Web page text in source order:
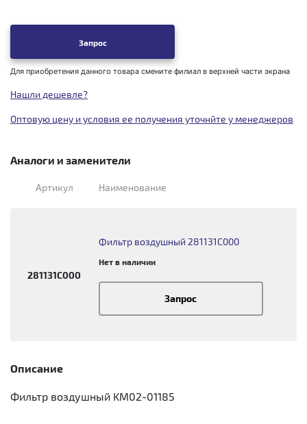
Запрос
Для приобретения данного товара смените филиал в верхней части экрана
Нашли дешевле?
Оптовую цену и условия ее получения уточнйте у менеджеров
Аналоги и заменители
Артикул Наименование
281131C000
Фильтр воздушный 281131C000
Нет в наличии
Запрос
Описание
Фильтр воздушный KM02-01185